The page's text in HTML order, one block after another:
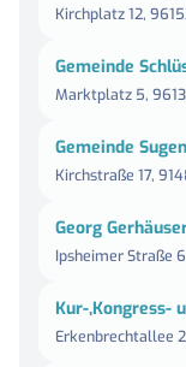
Kirchplatz 12,
Gemeinde
Marktplatz 5,
Gemeinde
Kirchstraße 17,
Georg
Ipsheimer Straße
Kur-,Kongress-
Erkenbrechtallee